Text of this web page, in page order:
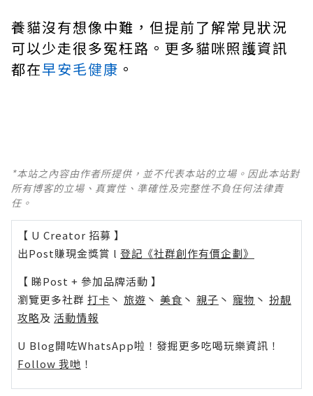
養貓沒有想像中難，但提前了解常見狀況
可以少走很多冤枉路。更多貓咪照護資訊
都在早安毛健康 。
*本站之內容由作者所提供，並不代表本站的立場。因此本站對
所有博客的立場、真實性、準確性及完整性不負任何法律責
任。
【 U Creator 招募 】
出Post賺現金獎賞 l 登記《社群創作有價企劃》
【 睇Post + 參加品牌活動 】
瀏覽更多社群 打卡 丶 旅遊 丶 美食 丶 親子 丶 寵物 丶 扮靚
攻略及 活動情報
U Blog開咗WhatsApp啦！發掘更多吃喝玩樂資訊！
Follow 我哋 ！